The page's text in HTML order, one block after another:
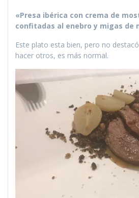
«Presa ibérica con crema de
confitadas al enebro y migas de
Este plato esta bien, pero no
hacer otros, es más normal.